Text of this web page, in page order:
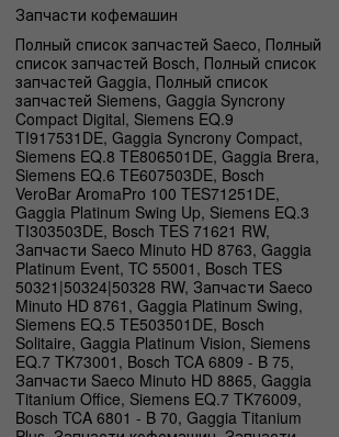
Запчасти кофемашин
Полный список запчастей Saeco, Полный
список запчастей Bosch, Полный список
запчастей Gaggia, Полный список
запчастей Siemens, Gaggia Syncrony
Compact Digital, Siemens EQ.9
TI917531DE, Gaggia Syncrony Compact,
Siemens EQ.8 TE806501DE, Gaggia Brera,
Siemens EQ.6 TE607503DE, Bosch
VeroBar AromaPro 100 TES71251DE,
Gaggia Platinum Swing Up, Siemens EQ.3
TI303503DE, Bosch TES 71621 RW,
Запчасти Saeco Minuto HD 8763, Gaggia
Platinum Event, TC 55001, Bosch TES
50321|50324|50328 RW, Запчасти Saeco
Minuto HD 8761, Gaggia Platinum Swing,
Siemens EQ.5 TE503501DE, Bosch
Solitaire, Gaggia Platinum Vision, Siemens
EQ.7 TK73001, Bosch TCA 6809 - B 75,
Запчасти Saeco Minuto HD 8865, Gaggia
Titanium Office, Siemens EQ.7 TK76009,
Bosch TCA 6801 - B 70, Gaggia Titanium